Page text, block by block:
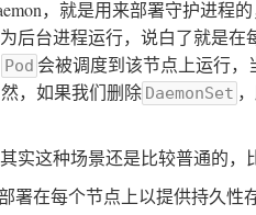
，就是用来部署守护进程的
后台进程运行，说白了就是在
Pod 会被调度到该节点上运行
，如果我们删除 DaemonSet
实这种场景还是比较普通的，
署在每个节点上以提供持久性